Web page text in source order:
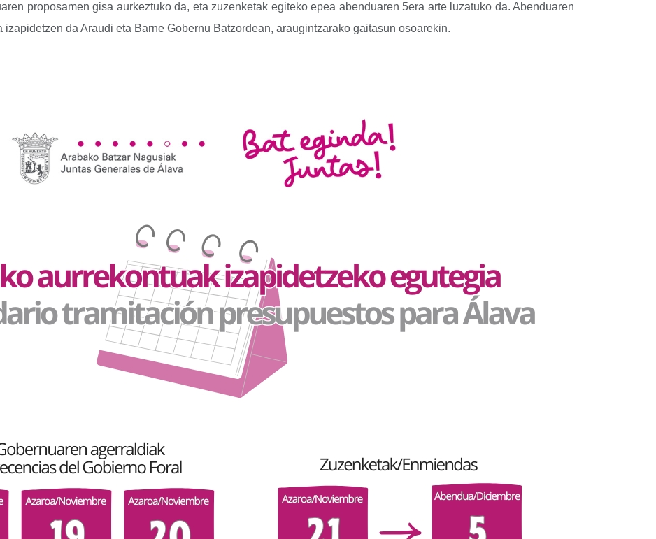
proposamen gisa aurkeztuko da, eta zuzenketak egiteko epea abenduaren 5era arte luzatuko da. Abenduaren
izapidetzen da Araudi eta Barne Gobernu Batzordean, araugintzarako gaitasun osoarekin.